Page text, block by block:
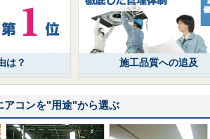
は？ 施工品質への追及
アコンを"用途"から選ぶ